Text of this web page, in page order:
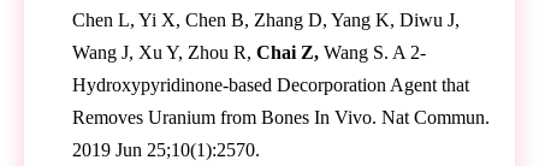
Chen L, Yi X, Chen B, Zhang D, Yang K, Diwu J,
Wang J, Xu Y, Zhou R, Chai Z, Wang S. A 2-
Hydroxypyridinone-based Decorporation Agent that
Removes Uranium from Bones In Vivo. Nat Commun.
2019 Jun 25;10(1):2570.